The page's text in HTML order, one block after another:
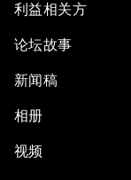
利益相关方
论坛故事
新闻稿
相册
视频